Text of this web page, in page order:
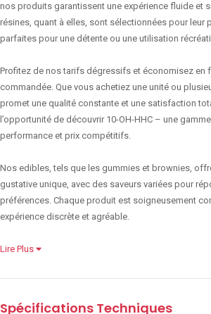
nos produits garantissent une expérience fluide et
résines, quant à elles, sont sélectionnées pour leur
parfaites pour une détente ou une utilisation
Profitez de nos tarifs dégressifs et économisez en
commandée. Que vous achetiez une unité ou
promet une qualité constante et une satisfaction
l’opportunité de découvrir 10-OH-HHC – une
performance et prix compétitifs.
Nos edibles, tels que les gummies et brownies,
gustative unique, avec des saveurs variées pour
préférences. Chaque produit est soigneusement
expérience discrète et agréable.
Lire Plus
Spécifications Techniques